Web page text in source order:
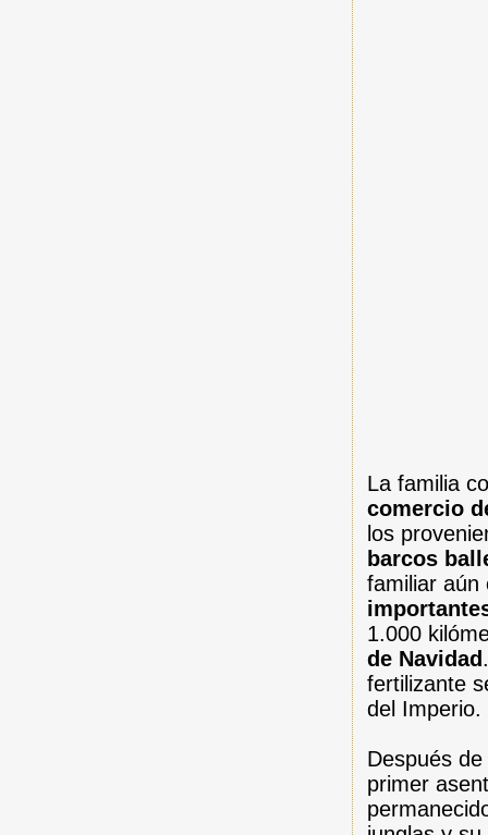
La familia
comercio
los
barcos
familiar
1.000
de Navidad
fertilizante
del Imperio.
Después
primer